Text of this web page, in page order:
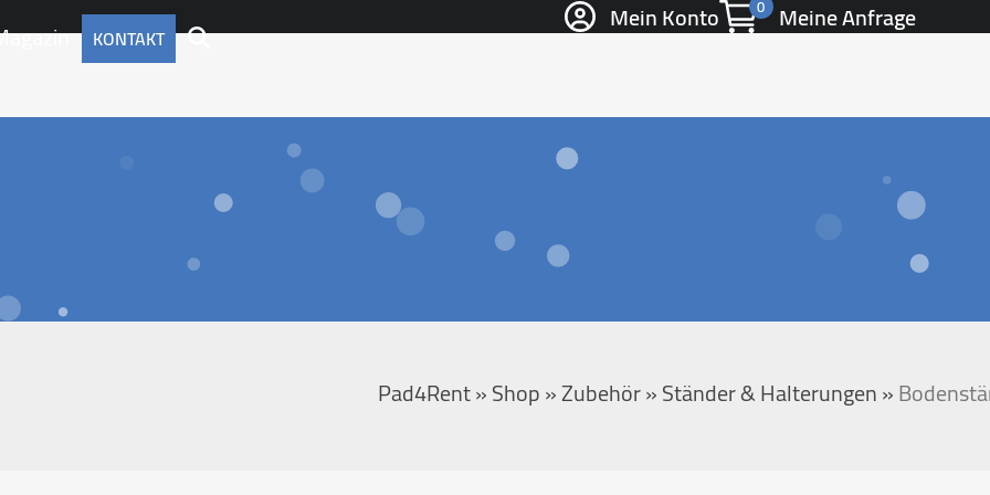
Mein Konto 0 Meine Anfrage
KONTAKT
Pad4Rent»Shop»Zubehör»Ständer & Halterungen»